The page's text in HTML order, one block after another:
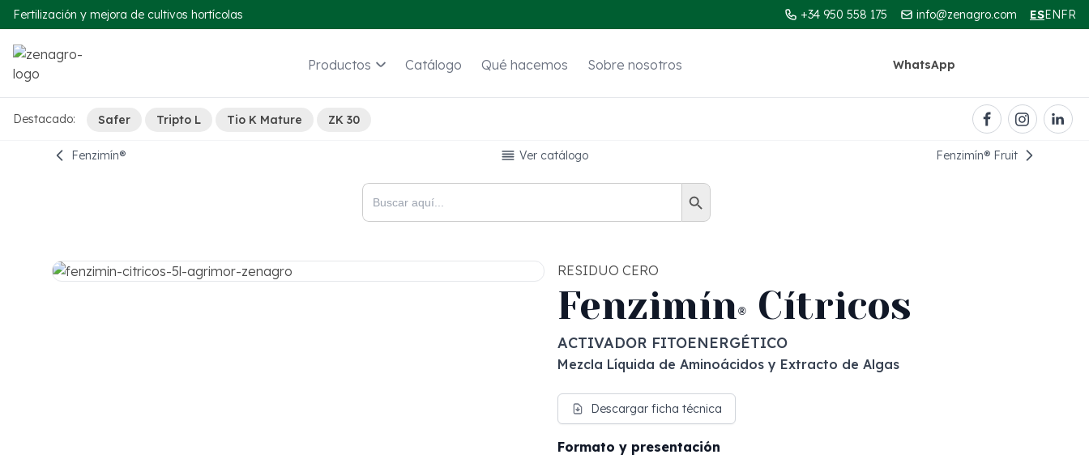
Fertilización y mejora de cultivos hortícolas +34 950 558 175 info@zenagro.com ESENFR
Productos Catálogo Qué hacemos Sobre nosotros WhatsApp
Destacado: Safer Tripto L Tio K Mature ZK 30
Fenzimín® Ver catálogo Fenzimín® Fruit
Buscar: Botón de búsqueda
RESIDUO CERO
Fenzimín® Cítricos
ACTIVADOR FITOENERGÉTICO
Mezcla Líquida de Aminoácidos y Extracto de Algas
Descargar ficha técnica
Formato y presentación